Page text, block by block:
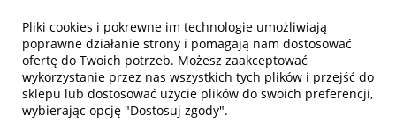
Biuro obsługi klienta
Pliki cookies i pokrewne im technologie umożliwiają
poprawne działanie strony i pomagają nam dostosować
ofertę do Twoich potrzeb. Możesz zaakceptować
wykorzystanie przez nas wszystkich tych plików i przejść do
sklepu lub dostosować użycie plików do swoich preferencji,
wybierając opcję "Dostosuj zgody".